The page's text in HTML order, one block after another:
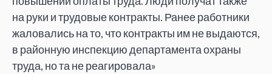
на руки и трудовые контракты. Ранее работники
жаловались на то, что контракты им не выдаются,
в районную инспекцию департамента охраны
труда, но та не реагировала»